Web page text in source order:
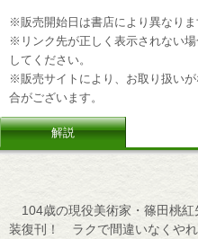
※販売開始日は書店により異なりま
※リンク先が正しく表示されない
してください。
※販売サイトにより、お取り扱い
合がございます。
解説
104歳の現役美術家・篠田桃紅
装復刊！ ラクで間違いなくや